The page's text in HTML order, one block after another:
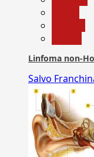
Linfoma non-
Salvo